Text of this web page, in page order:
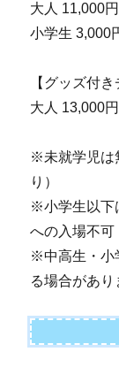
大人 11,000
小学生 3,000
【グッズ付き
大人 13,000
※未就学児は
り）
※小学生以下
への入場不可
※中高生・小
る場合があり